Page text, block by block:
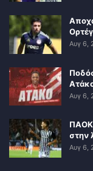
Αυγ 6,
Αυγ 6,
ΠΑΟΚ:
στην
Αυγ 6,